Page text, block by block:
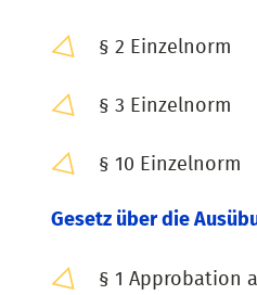
§ 2 Einzelnorm
§ 3 Einzelnorm
§ 10 Einzelnorm
Gesetz über die
§ 1 Approbation